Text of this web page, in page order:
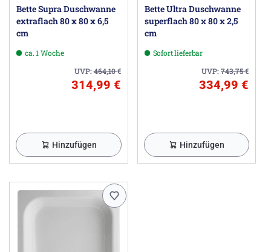
Bette Supra Duschwanne
extraflach 80 x 80 x 6,5
cm
ca. 1 Woche
UVP:464,10€
314,99 €
Hinzufügen
Bette Ultra Duschwanne
superflach 80 x 80 x 2,5
cm
Sofort lieferbar
UVP:743,75€
334,99 €
Hinzufügen